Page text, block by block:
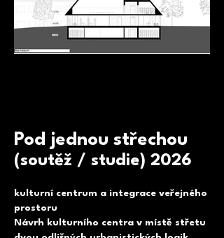
Pod jednou střechou
(soutěž / studie) 2026
kulturní centrum a integrace veřejného
prostoru
Návrh kulturního centra v místě střetu